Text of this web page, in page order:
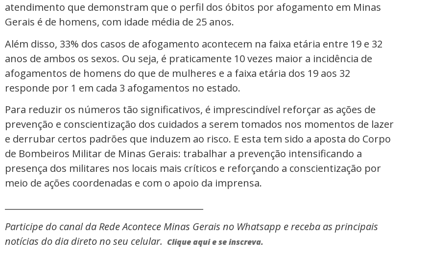
atendimento que demonstram que o perfil dos óbitos por afogamento em Minas
Gerais é de homens, com idade média de 25 anos.
Além disso, 33% dos casos de afogamento acontecem na faixa etária entre 19 e 32
anos de ambos os sexos. Ou seja, é praticamente 10 vezes maior a incidência de
afogamentos de homens do que de mulheres e a faixa etária dos 19 aos 32
responde por 1 em cada 3 afogamentos no estado.
Para reduzir os números tão significativos, é imprescindível reforçar as ações de
prevenção e conscientização dos cuidados a serem tomados nos momentos de lazer
e derrubar certos padrões que induzem ao risco. E esta tem sido a aposta do Corpo
de Bombeiros Militar de Minas Gerais: trabalhar a prevenção intensificando a
presença dos militares nos locais mais críticos e reforçando a conscientização por
meio de ações coordenadas e com o apoio da imprensa.
Participe do canal da Rede Acontece Minas Gerais no Whatsapp e receba as principais
notícias do dia direto no seu celular. Clique aqui e se inscreva.